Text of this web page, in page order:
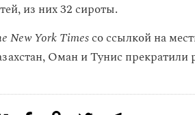
из них 32 сироты.
New York Timesсо ссылкой на
Оман и Тунис прекратили